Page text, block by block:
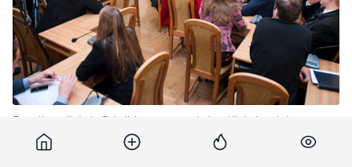
Funcționarii de la Primărie au prezentat astăzi planul de
intervenție a serviciilor Primăriei în caz de ninsoare la Chișinău.